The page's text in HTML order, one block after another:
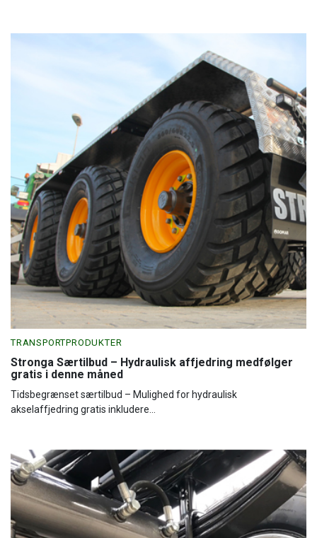
TRANSPORTPRODUKTER
Stronga Særtilbud – Hydraulisk affjedring medfølger
gratis i denne måned
Tidsbegrænset særtilbud – Mulighed for hydraulisk
akselaffjedring gratis inkludere...